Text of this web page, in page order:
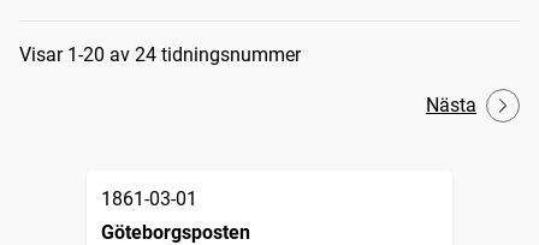
Sökresultat
Visar 1-20 av 24 tidningsnummer
Nästa
1861-03-01
Göteborgsposten